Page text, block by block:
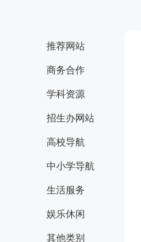
推荐网站
商务合作
学科资源
招生办网站
高校导航
中小学导航
生活服务
娱乐休闲
其他类别